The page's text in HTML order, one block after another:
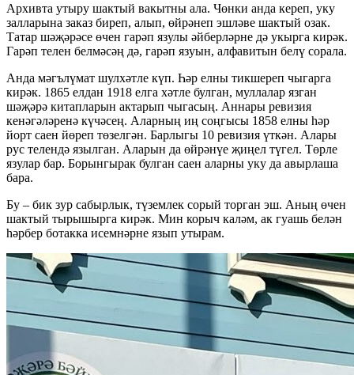
Архивта утыру шактый вакытны ала. Чөнки анда кереп, уку
залларына заказ биреп, алып, өйрәнеп эшләве шактый озак.
Татар шәҗәрәсе өчен гарәп язулы әйберләрне дә укырга кирәк.
Гарәп телен белмәсәң дә, гарәп язуын, алфавитын белү сорала.
Анда мәгълүмат шулхәтле күп. Һәр елны тикшереп чыгарга
кирәк. 1865 елдан 1918 елга хәтле булган, муллалар язган
шәҗәрә китапларын актарып чыгасың. Аннары ревизия
кенәгәләренә күчәсең. Аларның иң соңгысы 1858 елны һәр
йорт саен йөреп төзелгән. Барлыгы 10 ревизия үткән. Алары
рус телендә язылган. Аларын да өйрәнүе җиңел түгел. Төрле
язулар бар. Борынгырак булган саен аларны уку да авырлаша
бара.
Бу – бик зур сабырлык, түземлек сорый торган эш. Аның өчен
шактый тырышырга кирәк. Мин корыч каләм, ак гуашь белән
һәрбер ботакка исемнәрне язып утырам.